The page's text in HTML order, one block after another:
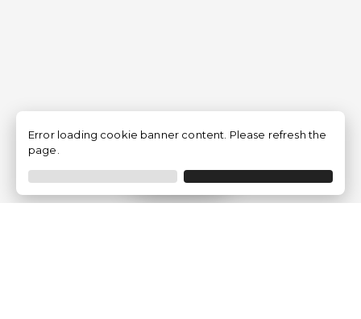
Filtrar
Error loading cookie banner content. Please refresh the
page.